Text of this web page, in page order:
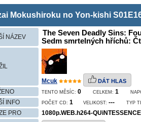
Mokushiroku no Yon-kishi
NÁZEV
The Seven Deadly Sins:
Sedm smrtelných hříchů:
Mcuk DÁT HLAS
TENTO MĚSÍC: 0 CELKEM: 1
INFO POČET CD: 1 VELIKOST: --- TYP
PRO
1080p.WEB.h264-QUiNTESSENCE